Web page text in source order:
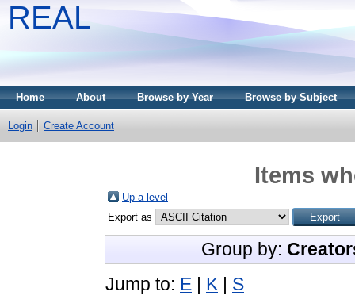
REAL
Home About Browse by Year Browse by Subject
Login Create Account
Items
Up a level
Export as
Group by:
Jump to: E | K | S